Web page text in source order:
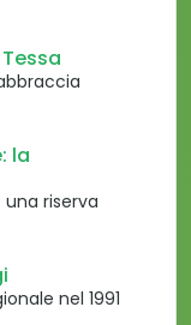
la
riserva
nel 1991